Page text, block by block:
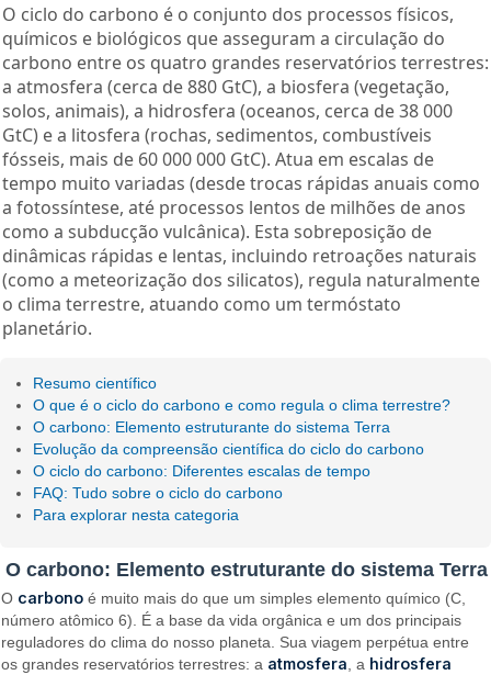
O ciclo do carbono é o conjunto dos processos físicos,
químicos e biológicos que asseguram a circulação do
carbono entre os quatro grandes reservatórios terrestres:
a atmosfera (cerca de 880 GtC), a biosfera (vegetação,
solos, animais), a hidrosfera (oceanos, cerca de 38 000
GtC) e a litosfera (rochas, sedimentos, combustíveis
fósseis, mais de 60 000 000 GtC). Atua em escalas de
tempo muito variadas (desde trocas rápidas anuais como
a fotossíntese, até processos lentos de milhões de anos
como a subducção vulcânica). Esta sobreposição de
dinâmicas rápidas e lentas, incluindo retroações naturais
(como a meteorização dos silicatos), regula naturalmente
o clima terrestre, atuando como um termóstato
planetário.
Resumo científico
O que é o ciclo do carbono e como regula o clima terrestre?
O carbono: Elemento estruturante do sistema Terra
Evolução da compreensão científica do ciclo do carbono
O ciclo do carbono: Diferentes escalas de tempo
FAQ: Tudo sobre o ciclo do carbono
Para explorar nesta categoria
O carbono: Elemento estruturante do sistema Terra
O carbono é muito mais do que um simples elemento químico (C,
número atômico 6). É a base da vida orgânica e um dos principais
reguladores do clima do nosso planeta. Sua viagem perpétua entre
os grandes reservatórios terrestres: a atmosfera, a hidrosfera